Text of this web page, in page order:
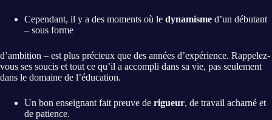
Cependant, il y a des moments où le dynamisme d’un débutant
– sous forme
d’ambition – est plus précieux que des années d’expérience. Rappelez-
vous ses soucis et tout ce qu’il a accompli dans sa vie, pas seulement
dans le domaine de l’éducation.
Un bon enseignant fait preuve de rigueur, de travail acharné et
de patience.